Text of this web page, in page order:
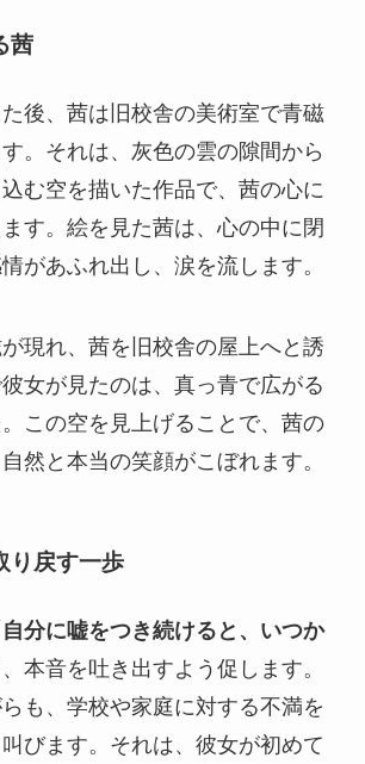
茜
後、茜は旧校舎の美術室で青磁
。それは、灰色の雲の隙間から
む空を描いた作品で、茜の心に
す。 絵を見た茜は、心の中に閉
があふれ出し、涙を流します。
現れ、茜を旧校舎の屋上へと誘
女が見たのは、真っ青で広がる
この空を見上げることで、茜の
然と本当の笑顔がこぼれます。
り戻す一歩
自分に嘘をつき続けると、いつか
本音を吐き出すよう促します。
も、学校や家庭に対する不満を
びます。それは、彼女が初めて